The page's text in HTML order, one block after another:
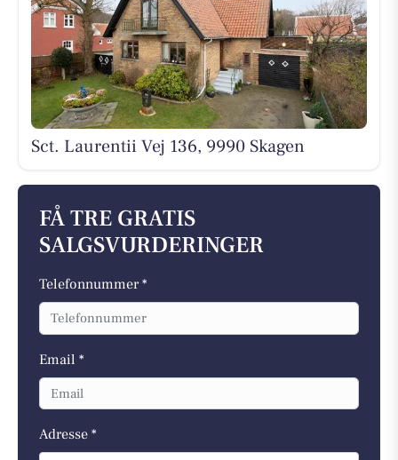
Sct. Laurentii Vej 136, 9990 Skagen
FÅ TRE GRATIS
SALGSVURDERINGER
Telefonnummer *
Email *
Adresse *